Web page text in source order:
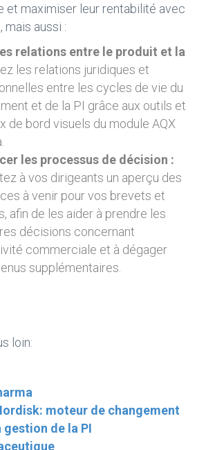
et maximiser leur rentabilité avec
mais aussi :
relations entre le produit et la
les relations juridiques et
entre les cycles de vie du
et de la PI grâce aux outils et
de bord visuels du module AQX
les processus de décision :
à vos dirigeants un aperçu des
à venir pour vos brevets et
afin de les aider à prendre les
décisions concernant
commerciale et à dégager
supplémentaires.
loin:
moteur de changement
gestion de la PI